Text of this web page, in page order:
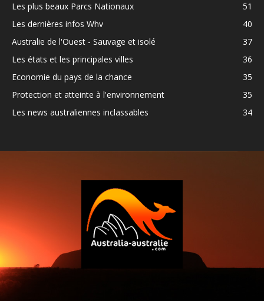
Les plus beaux Parcs Nationaux
51
Les dernières infos Whv
40
Australie de l'Ouest - Sauvage et isolé
37
Les états et les principales villes
36
Economie du pays de la chance
35
Protection et atteinte à l'environnement
35
Les news australiennes inclassables
34